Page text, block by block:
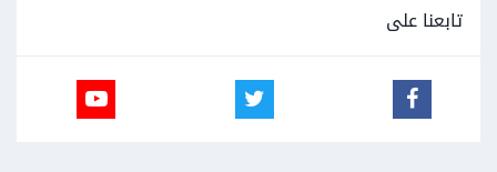
تابعنا على